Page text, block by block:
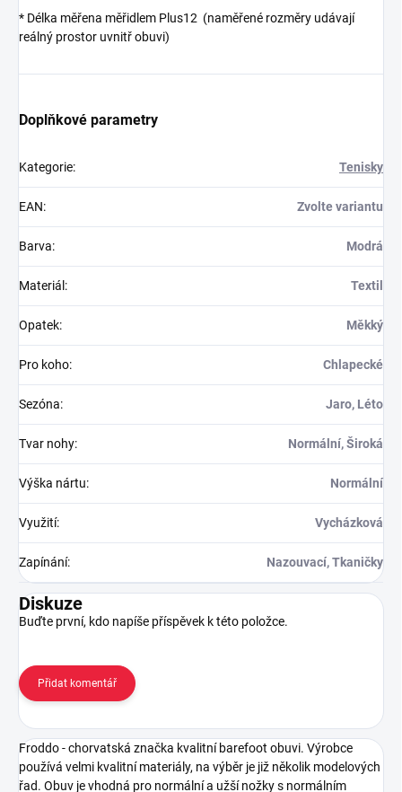
* Délka měřena měřidlem Plus12 (naměřené rozměry udávají
reálný prostor uvnitř obuvi)
Doplňkové parametry
Kategorie: Tenisky
EAN: Zvolte variantu
Barva: Modrá
Materiál : Textil
Opatek: Měkký
Pro koho: Chlapecké
Sezóna: Jaro, Léto
Tvar nohy: Normální, Široká
Výška nártu: Normální
Využití: Vycházková
Zapínání: Nazouvací, Tkaničky
Diskuze
Buďte první, kdo napíše příspěvek k této položce.
Přidat komentář
Froddo - chorvatská značka kvalitní barefoot obuvi. Výrobce
používá velmi kvalitní materiály, na výběr je již několik modelových
řad. Obuv je vhodná pro normální a užší nožky s normálním